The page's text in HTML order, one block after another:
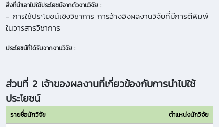
สิ่งที่นำเอาไปใช้ประโยชน์จากตัวงานวิจัย :
- การใช้ประโยชน์เชิงวิชาการ การอ้างอิงผลงานวิจัยที่มีการตีพิมพ์
ในวารสารวิชาการ
ประโยชน์ที่ได้รับจากงานวิจัย :
ส่วนที่ 2 เจ้าของผลงานที่เกี่ยวข้องกับการนำไปใช้
ประโยชน์
รายชื่อนักวิจัย ตำแหน่งนักวิจัย